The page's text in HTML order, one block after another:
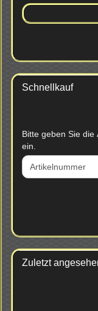
ANMELDUNG
Schnellkauf
BITTE
GEBEN
SIE
DIE
Bitte geben Sie
ein.
Zuletzt